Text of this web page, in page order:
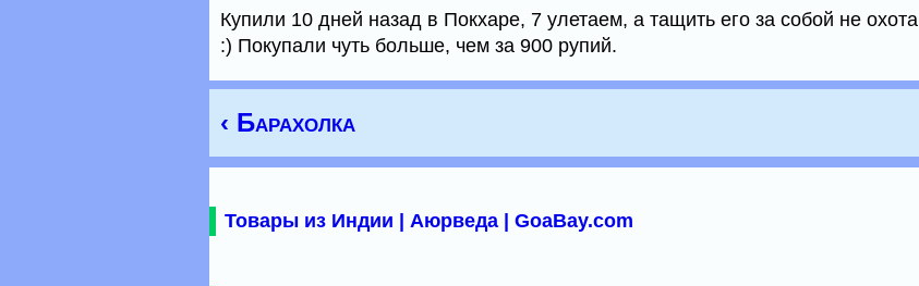
Купили 10 дней назад в Покхаре, 7 улетаем, а тащить его за собой не охота
:) Покупали чуть больше, чем за 900 рупий.
‹ Барахолка
Товары из Индии | Аюрведа | GoaBay.com